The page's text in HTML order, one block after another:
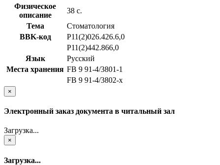
Физическое
описание
38 с.
Тема
Стоматология
BBK-код
Р11(2)026.426.6,0
Р11(2)442.866,0
Язык
Русский
Места хранения FB 9 91-4/3801-1
FB 9 91-4/3802-x
×
Электронный заказ документа в читальный зал
Загрузка...
×
Загрузка...